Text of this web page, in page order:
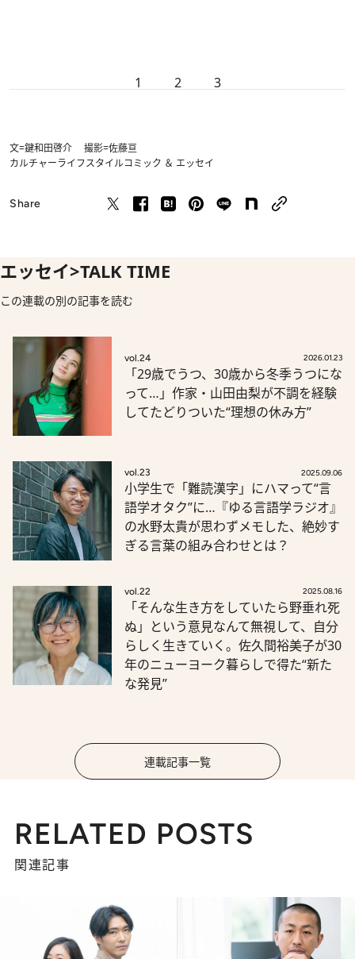
1 2 3
文=鍵和田啓介 撮影=佐藤亘
カルチャーライフスタイルコミック ＆ エッセイ
Share
エッセイ>TALK TIME
この連載の別の記事を読む
vol.24 2026.01.23
「29歳でうつ、30歳から冬季うつにな
って…」作家・山田由梨が不調を経験
してたどりついた“理想の休み方”
vol.23 2025.09.06
小学生で「難読漢字」にハマって“言
語学オタク”に…『ゆる言語学ラジオ』
の水野太貴が思わずメモした、絶妙す
ぎる言葉の組み合わせとは？
vol.22 2025.08.16
「そんな生き方をしていたら野垂れ死
ぬ」という意見なんて無視して、自分
らしく生きていく。佐久間裕美子が30
年のニューヨーク暮らしで得た“新た
な発見”
連載記事一覧
RELATED POSTS
関連記事